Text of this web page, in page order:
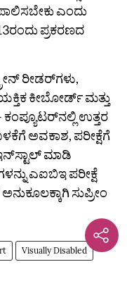
ಎಂದು
ಪ್ರಕರಣದ
ರೀಡರ್‌ಗಳು,
ಕೀಬೋರ್ಡ್ ಮತ್ತು
ಉತ್ತರ
ಅವಕಾಶ, ಪರೀಕ್ಷೆಗೆ
ಮಾಡಿ
ಎಐಬಿಇ ಪರೀಕ್ಷೆ
ಸುಪ್ರೀಂ
Visually Disabled